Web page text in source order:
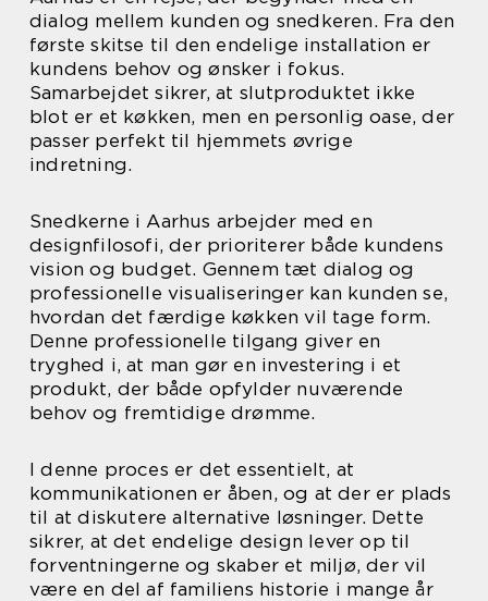
dialog mellem kunden og snedkeren. Fra den
første skitse til den endelige installation er
kundens behov og ønsker i fokus.
Samarbejdet sikrer, at slutproduktet ikke
blot er et køkken, men en personlig oase, der
passer perfekt til hjemmets øvrige
indretning.
Snedkerne i Aarhus arbejder med en
designfilosofi, der prioriterer både kundens
vision og budget. Gennem tæt dialog og
professionelle visualiseringer kan kunden se,
hvordan det færdige køkken vil tage form.
Denne professionelle tilgang giver en
tryghed i, at man gør en investering i et
produkt, der både opfylder nuværende
behov og fremtidige drømme.
I denne proces er det essentielt, at
kommunikationen er åben, og at der er plads
til at diskutere alternative løsninger. Dette
sikrer, at det endelige design lever op til
forventningerne og skaber et miljø, der vil
være en del af familiens historie i mange år